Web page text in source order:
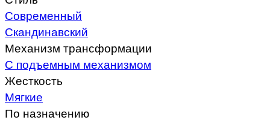
Современный
Скандинавский
Механизм трансформации
С подъемным механизмом
Жесткость
Мягкие
По назначению